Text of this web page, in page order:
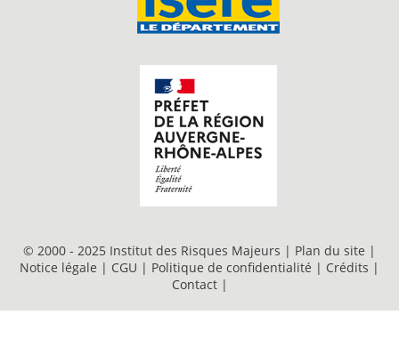
© 2000 - 2025 Institut des Risques Majeurs | Plan du site |
Notice légale | CGU | Politique de confidentialité | Crédits |
Contact |